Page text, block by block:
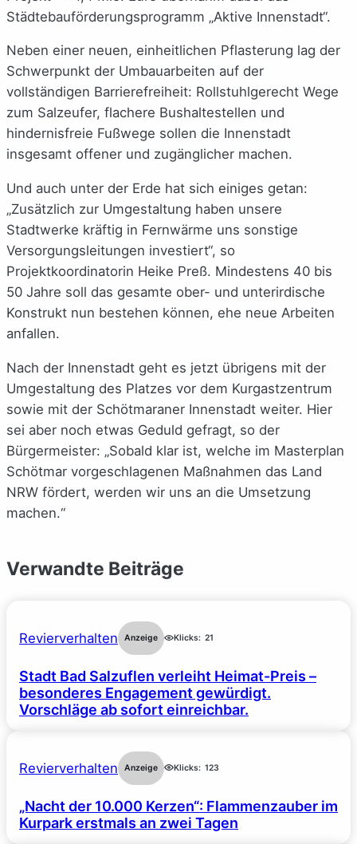
Städtebauförderungsprogramm „Aktive Innenstadt“.
Neben einer neuen, einheitlichen Pflasterung lag der
Schwerpunkt der Umbauarbeiten auf der
vollständigen Barrierefreiheit: Rollstuhlgerecht Wege
zum Salzeufer, flachere Bushaltestellen und
hindernisfreie Fußwege sollen die Innenstadt
insgesamt offener und zugänglicher machen.
Und auch unter der Erde hat sich einiges getan:
„Zusätzlich zur Umgestaltung haben unsere
Stadtwerke kräftig in Fernwärme uns sonstige
Versorgungsleitungen investiert“, so
Projektkoordinatorin Heike Preß. Mindestens 40 bis
50 Jahre soll das gesamte ober- und unterirdische
Konstrukt nun bestehen können, ehe neue Arbeiten
anfallen.
Nach der Innenstadt geht es jetzt übrigens mit der
Umgestaltung des Platzes vor dem Kurgastzentrum
sowie mit der Schötmaraner Innenstadt weiter. Hier
sei aber noch etwas Geduld gefragt, so der
Bürgermeister: „Sobald klar ist, welche im Masterplan
Schötmar vorgeschlagenen Maßnahmen das Land
NRW fördert, werden wir uns an die Umsetzung
machen.“
Verwandte Beiträge
Revierverhalten Anzeige Klicks: 21
Stadt Bad Salzuflen verleiht Heimat-Preis –
besonderes Engagement gewürdigt.
Vorschläge ab sofort einreichbar.
Revierverhalten Anzeige Klicks: 123
„Nacht der 10.000 Kerzen“: Flammenzauber im
Kurpark erstmals an zwei Tagen